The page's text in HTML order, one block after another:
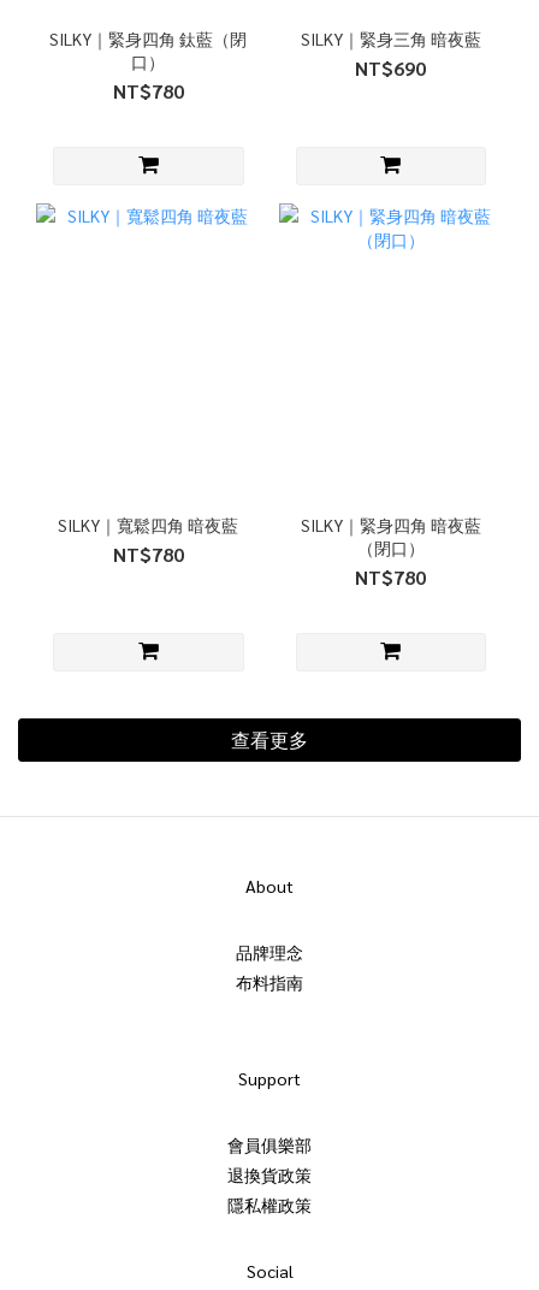
SILKY｜緊身四角 鈦藍（閉
口）
NT$780
SILKY｜緊身三角 暗夜藍
NT$690
SILKY｜寬鬆四角 暗夜藍
NT$780
SILKY｜緊身四角 暗夜藍
（閉口）
NT$780
查看更多
About
品牌理念
布料指南
Support
會員俱樂部
退換貨政策
隱私權政策
Social